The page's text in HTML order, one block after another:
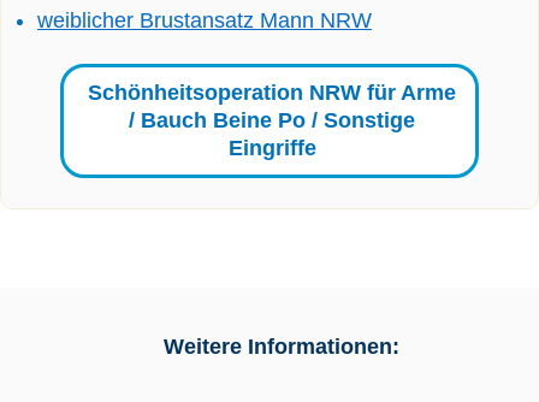
weiblicher Brustansatz Mann NRW
Schönheitsoperation NRW für Arme
/ Bauch Beine Po / Sonstige
Eingriffe
Weitere Informationen: